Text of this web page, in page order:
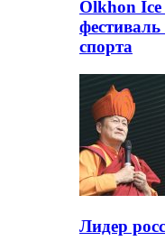
Olkhon
спорта
Лидер